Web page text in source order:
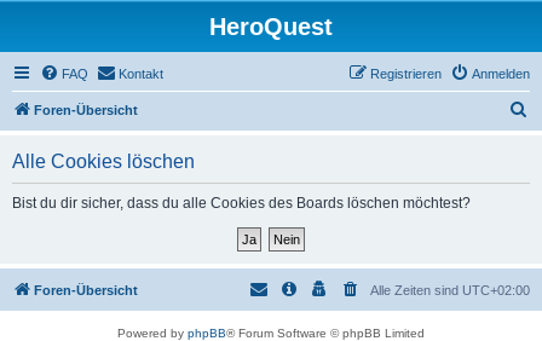
HeroQuest
FAQ Kontakt Anmelden
Registrieren
Foren-Übersicht
Alle Cookies löschen
Bist du dir sicher, dass du alle Cookies des Boards löschen möchtest?
Foren-Übersicht Alle Zeiten sind UTC+02:00
Powered by phpBB® Forum Software © phpBB Limited